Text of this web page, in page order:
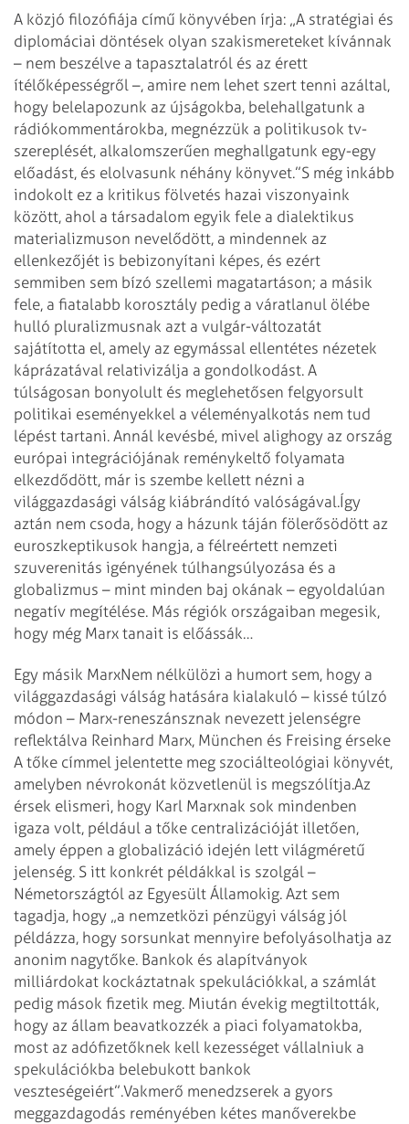
A közjó filozófiája című könyvében írja: „A stratégiai és
diplomáciai döntések olyan szakismereteket kívánnak
– nem beszélve a tapasztalatról és az érett
ítélőképességről –, amire nem lehet szert tenni azáltal,
hogy belelapozunk az újságokba, belehallgatunk a
rádiókommentárokba, megnézzük a politikusok tv-
szereplését, alkalomszerűen meghallgatunk egy-egy
előadást, és elolvasunk néhány könyvet.”S még inkább
indokolt ez a kritikus fölvetés hazai viszonyaink
között, ahol a társadalom egyik fele a dialektikus
materializmuson nevelődött, a mindennek az
ellenkezőjét is bebizonyítani képes, és ezért
semmiben sem bízó szellemi magatartáson; a másik
fele, a fiatalabb korosztály pedig a váratlanul ölébe
hulló pluralizmusnak azt a vulgár-változatát
sajátította el, amely az egymással ellentétes nézetek
káprázatával relativizálja a gondolkodást. A
túlságosan bonyolult és meglehetősen felgyorsult
politikai eseményekkel a véleményalkotás nem tud
lépést tartani. Annál kevésbé, mivel alighogy az ország
európai integrációjának reménykeltő folyamata
elkezdődött, már is szembe kellett nézni a
világgazdasági válság kiábrándító valóságával.Így
aztán nem csoda, hogy a házunk táján fölerősödött az
euroszkeptikusok hangja, a félreértett nemzeti
szuverenitás igényének túlhangsúlyozása és a
globalizmus – mint minden baj okának – egyoldalúan
negatív megítélése. Más régiók országaiban megesik,
hogy még Marx tanait is előássák…
Egy másik MarxNem nélkülözi a humort sem, hogy a
világgazdasági válság hatására kialakuló – kissé túlzó
módon – Marx-reneszánsznak nevezett jelenségre
reflektálva Reinhard Marx, München és Freising érseke
A tőke címmel jelentette meg szociálteológiai könyvét,
amelyben névrokonát közvetlenül is megszólítja.Az
érsek elismeri, hogy Karl Marxnak sok mindenben
igaza volt, például a tőke centralizációját illetően,
amely éppen a globalizáció idején lett világméretű
jelenség. S itt konkrét példákkal is szolgál –
Németországtól az Egyesült Államokig. Azt sem
tagadja, hogy „a nemzetközi pénzügyi válság jól
példázza, hogy sorsunkat mennyire befolyásolhatja az
anonim nagytőke. Bankok és alapítványok
milliárdokat kockáztatnak spekulációkkal, a számlát
pedig mások fizetik meg. Miután évekig megtiltották,
hogy az állam beavatkozzék a piaci folyamatokba,
most az adófizetőknek kell kezességet vállalniuk a
spekulációkba belebukott bankok
veszteségeiért”.Vakmerő menedzserek a gyors
meggazdagodás reményében kétes manőverekbe